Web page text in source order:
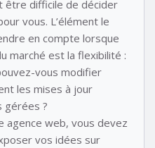
être difficile de décider
vous. L’élément le
en compte lorsque
marché est la flexibilité :
vous modifier
les mises à jour
gérées ?
agence web, vous devez
vos idées sur